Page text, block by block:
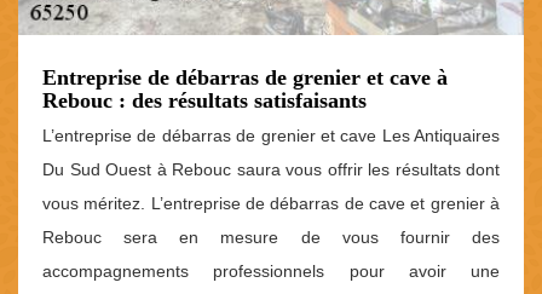
Entreprise de débarras de grenier et cave à
Rebouc : des résultats satisfaisants
L’entreprise de débarras de grenier et cave Les Antiquaires
Du Sud Ouest à Rebouc saura vous offrir les résultats dont
vous méritez. L’entreprise de débarras de cave et grenier à
Rebouc sera en mesure de vous fournir des
accompagnements professionnels pour avoir une